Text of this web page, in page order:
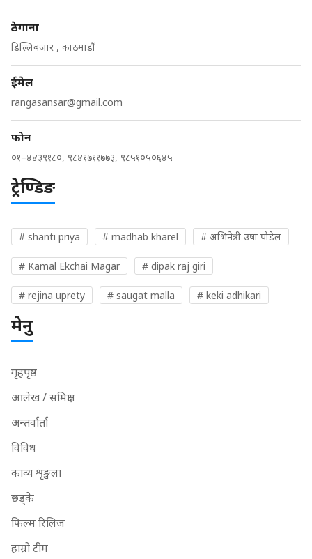
ठेगाना
डिल्लिबजार , काठमाडौं
ईमेल
rangasansar@gmail.com
फोन
०१–४४३९१८०, ९८४१७११७७३, ९८५१०५०६४५
ट्रेण्डिङ
# shanti priya # madhab kharel # अभिनेत्री उषा पौडेल
# Kamal Ekchai Magar # dipak raj giri
# rejina uprety # saugat malla # keki adhikari
मेनु
गृहपृष्ठ
आलेख / समिक्षा
अन्तर्वार्ता
विविध
काव्य शृङ्खला
छड्के
फिल्म रिलिज
हाम्रो टीम